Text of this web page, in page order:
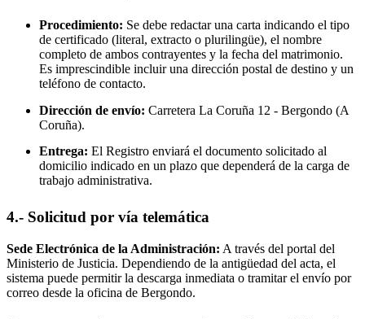
Procedimiento: Se debe redactar una carta indicando el tipo
de certificado (literal, extracto o plurilingüe), el nombre
completo de ambos contrayentes y la fecha del matrimonio.
Es imprescindible incluir una dirección postal de destino y un
teléfono de contacto.
Dirección de envío: Carretera La Coruña 12 - Bergondo (A
Coruña).
Entrega: El Registro enviará el documento solicitado al
domicilio indicado en un plazo que dependerá de la carga de
trabajo administrativa.
4.- Solicitud por vía telemática
Sede Electrónica de la Administración: A través del portal del
Ministerio de Justicia. Dependiendo de la antigüedad del acta, el
sistema puede permitir la descarga inmediata o tramitar el envío por
correo desde la oficina de Bergondo.